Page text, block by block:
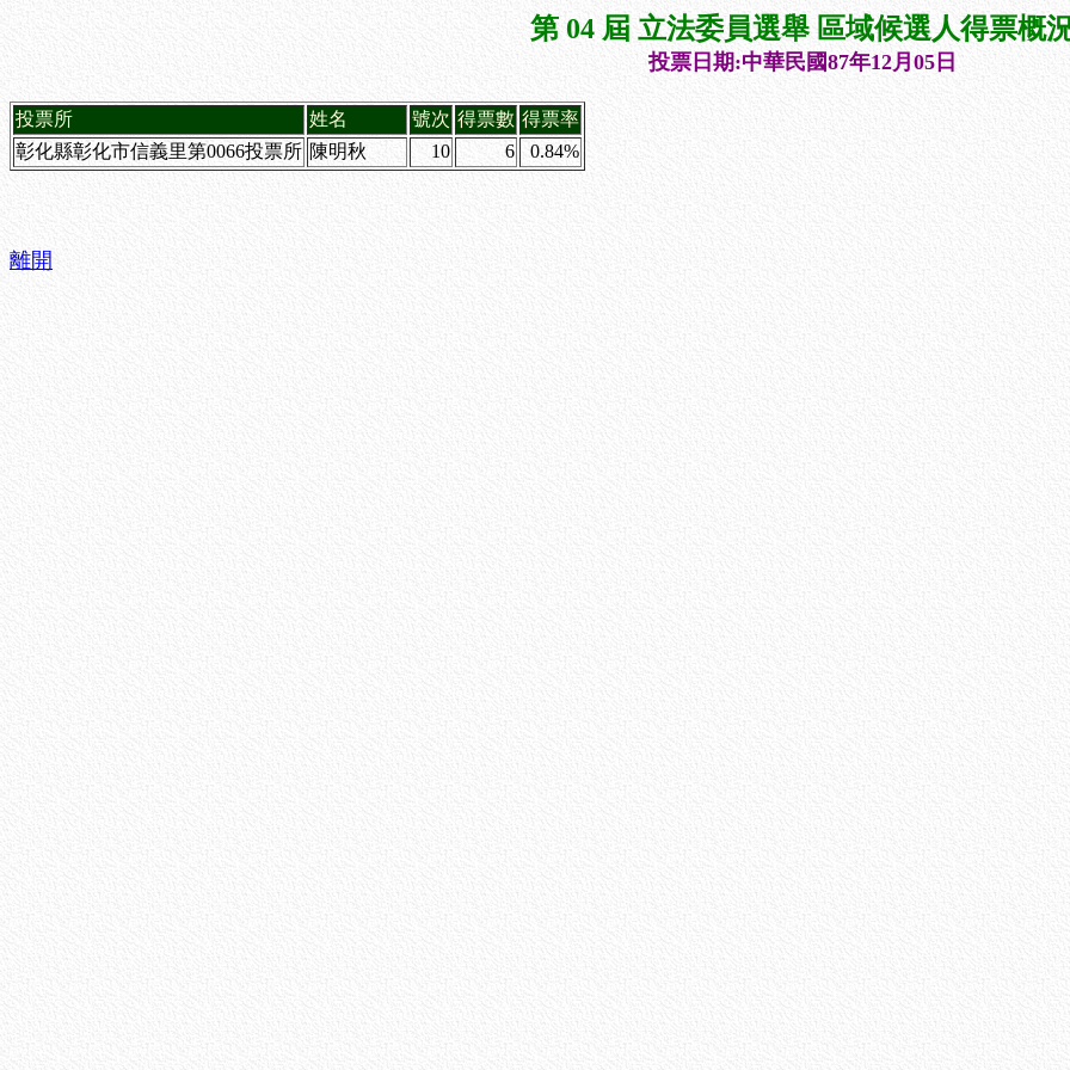
第 04 屆 立法委員選舉 區域候選人得票概
投票日期:中華民國87年12月05日
投票所 姓名 號次 得票數 得票率
彰化縣彰化市信義里第0066投票所 陳明秋 10 6 0.84%
離開